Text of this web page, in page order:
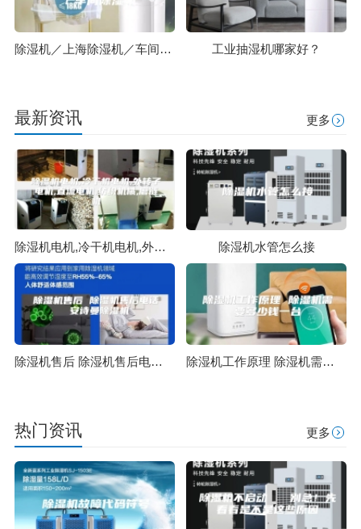
除湿机／上海除湿机／车间除湿机 工业抽湿机哪家好？
最新资讯 更多
除湿机电机,冷干机电机,外转子电机,直流电机,纺织机械,磨链机 除湿机水管怎么接
除湿机售后 除湿机售后电话 安诗曼除湿机 除湿机工作原理 除湿机需要多少钱一台
热门资讯 更多